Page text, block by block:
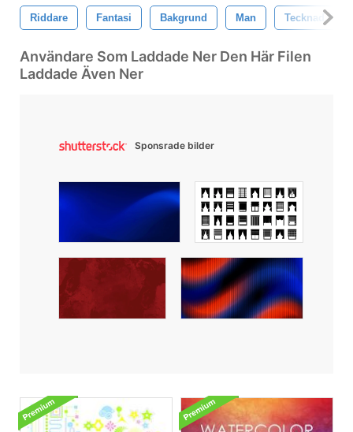
Riddare Fantasi Bakgrund Man Tecknad Serie
Användare Som Laddade Ner Den Här Filen
Laddade Även Ner
Sponsrade bilder